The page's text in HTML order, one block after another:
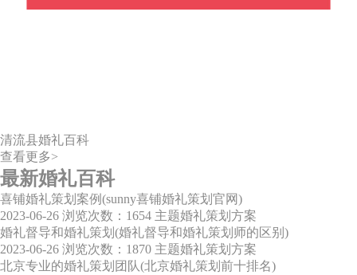
清流县婚礼百科
查看更多>
最新婚礼百科
喜铺婚礼策划案例(sunny喜铺婚礼策划官网)
2023-06-26 浏览次数：1654 主题婚礼策划方案
婚礼督导和婚礼策划(婚礼督导和婚礼策划师的区别)
2023-06-26 浏览次数：1870 主题婚礼策划方案
北京专业的婚礼策划团队(北京婚礼策划前十排名)